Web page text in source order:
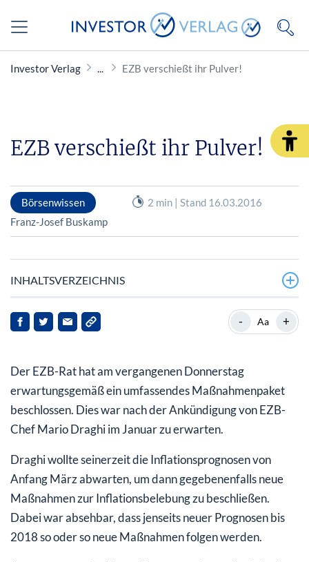
Investor Verlag EZB verschießt ihr Pulver!
EZB verschießt ihr Pulver!
Börsenwissen
2 min | Stand 16.03.2016
Franz-Josef Buskamp
INHALTSVERZEICHNIS
Neu: TLTRO-Kredite mit Minuszinsen
- Aa +
Der EZB-Rat hat am vergangenen Donnerstag
erwartungsgemäß ein umfassendes Maßnahmenpaket
beschlossen. Dies war nach der Ankündigung von EZB-
Chef Mario Draghi im Januar zu erwarten.
Draghi wollte seinerzeit die Inflationsprognosen von
Anfang März abwarten, um dann gegebenenfalls neue
Maßnahmen zur Inflationsbelebung zu beschließen.
Dabei war absehbar, dass jenseits neuer Prognosen bis
2018 so oder so neue Maßnahmen folgen werden.